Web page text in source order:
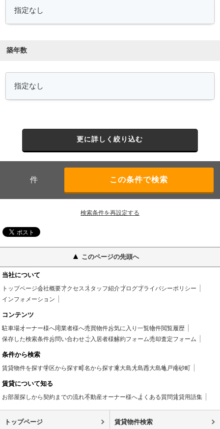
築年数
更に詳しく絞り込む
件
検索条件を再設定する
このページの先頭へ
当社について
トップページ会社概要アクセス スタッフ紹介ブログプライバシーポリシー
インフォメーション
コンテンツ
駐車場オーナー様へ同業者様へ売買物件お気に入り一覧物件閲覧履歴
保存した検索条件お問い合わせご入居者様解約フォーム売却査定フォーム
条件から検索
賃貸物件を探す学区から探す町名から探す東大島大島西大島亀戸南砂町
賃貸について知る
お部屋探しから契約までの流れ不動産オーナー様へよくある質問賃貸用語集
トップページ 賃貸物件検索